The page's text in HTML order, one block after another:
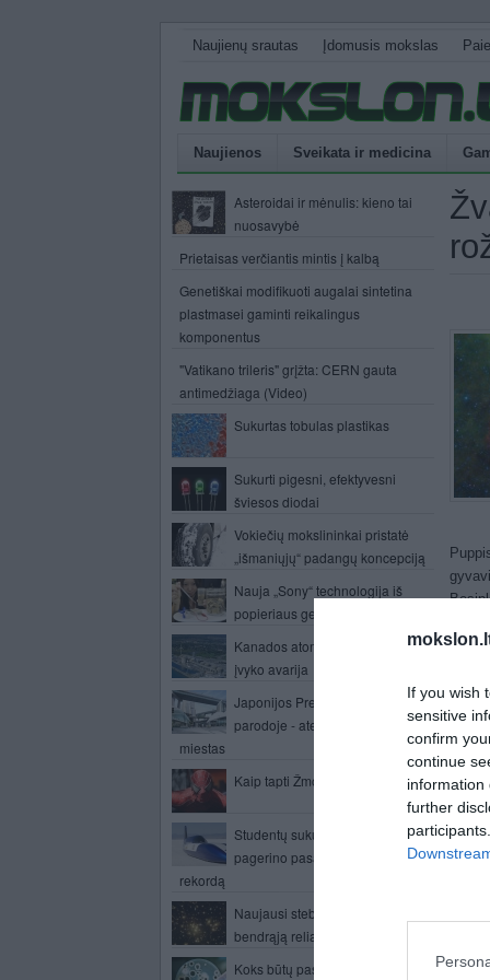
If you wish
sensitive
confirm
continue
information
further
Naujienų srautas Įdomusis mokslas
Naujienos Sveikata ir medicina
Asteroidai ir mėnulis: kieno tai
nuosavybė
Prietaisas verčiantis mintis į kalbą
Genetiškai modifikuoti augalai sintetina
plastmasei gaminti reikalingus
komponentus
"Vatikano trileris" grįžta: CERN gauta
antimedžiaga (Video)
Sukurtas tobulas plastikas
Sukurti pigesni, efektyvesni
šviesos diodai
Vokiečių mokslininkai pristatė
„išmaniųjų“ padangų koncepciją
Nauja „Sony“ technologija iš
popieriaus generuoja energiją
Kanados atominėje elektrinėje
įvyko avarija
Japonijos Premier elektronikos
parodoje - ateities protingas
miestas
Kaip tapti Žmogumi-voru?
Studentų sukurtas elektromobilis
pagerino pasaulio greičio
rekordą
Naujausi stebėjimai patvirtina
bendrąją reliatyvumo teoriją
Koks būtų pasaulis be ligų?
Kai
įvyko
kurių